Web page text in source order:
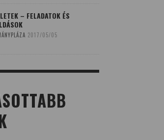
– FELADATOK ÉS
2017/05/05